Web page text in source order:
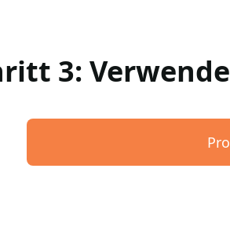
3: